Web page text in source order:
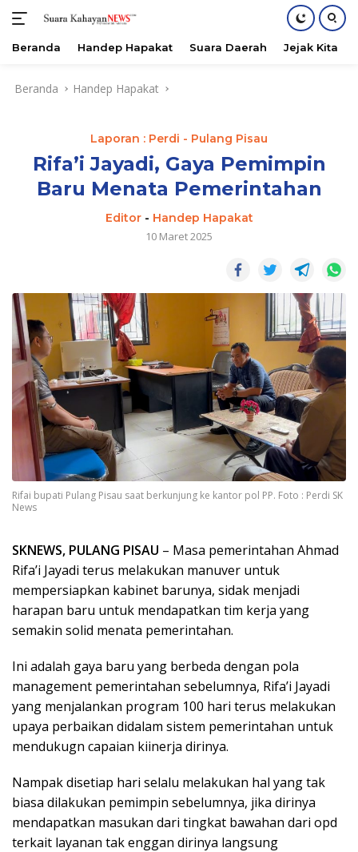
Beranda Handep Hapakat Suara Daerah Jejak Kita
Beranda Handep Hapakat
Laporan : Perdi - Pulang Pisau
Rifa’i Jayadi, Gaya Pemimpin
Baru Menata Pemerintahan
Editor- Handep Hapakat
10 Maret 2025
Rifai bupati Pulang Pisau saat berkunjung ke kantor pol PP. Foto : Perdi SK
News
SKNEWS, PULANG PISAU – Masa pemerintahan Ahmad
Rifa’i Jayadi terus melakukan manuver untuk
mempersiapkan kabinet barunya, sidak menjadi
harapan baru untuk mendapatkan tim kerja yang
semakin solid menata pemerintahan.
Ini adalah gaya baru yang berbeda dengan pola
management pemerintahan sebelumnya, Rifa’i Jayadi
yang menjalankan program 100 hari terus melakukan
upaya perbaikan didalam sistem pemerintahan untuk
mendukugn capaian kiinerja dirinya.
Nampak disetiap hari selalu melakukan hal yang tak
biasa dilakukan pemimpin sebelumnya, jika dirinya
mendapatkan masukan dari tingkat bawahan dari opd
terkait layanan tak enggan dirinya langsung